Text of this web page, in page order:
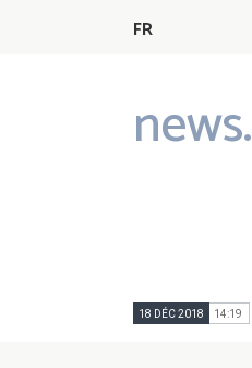
FR
news.
Main
navigation
18 DÉC 2018 14:19